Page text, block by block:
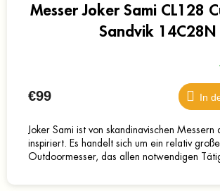
Messer Joker Sami CL128
Sandvik 14C28N
€99 In
Joker Sami ist von skandinavischen Messern
inspiriert. Es handelt sich um ein relativ
Outdoormesser, das allen notwendigen